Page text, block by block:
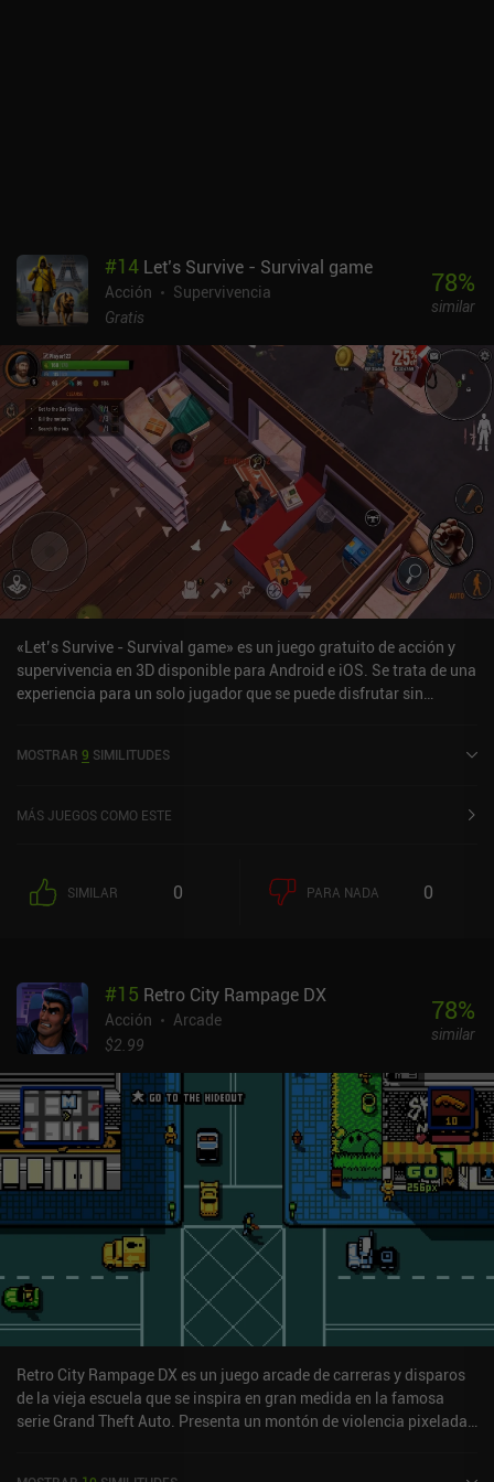
eliminarlos. No hay duda de que es el mejor juego de plataformas
que he jugado este año.
#14 Let’s Survive - Survival game
Acción
Supervivencia
Gratis
78%
similar
«Let’s Survive - Survival game» es un juego gratuito de acción y
supervivencia en 3D disponible para Android e iOS. Se trata de una
experiencia para un solo jugador que se puede disfrutar sin
de 4,2 sobre 5,0 en Google Play y de 4,6 sobre 5,0 en la App Store
MOSTRAR 9 SIMILITUDES
MÁS JUEGOS COMO ESTE
SIMILAR 0 PARA NADA 0
#15 Retro City Rampage DX
Acción
Arcade
$2.99
78%
similar
Retro City Rampage DX es un juego arcade de carreras y disparos
de la vieja escuela que se inspira en gran medida en la famosa
serie Grand Theft Auto. Presenta un montón de violencia pixelada,